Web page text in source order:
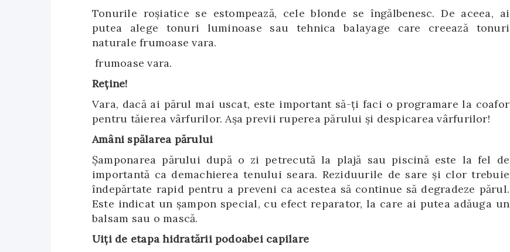
Tonurile roșiatice se estompează, cele blonde se îngălbenesc. De aceea, ai
putea alege tonuri luminoase sau tehnica balayage care creează tonuri
naturale frumoase vara.
frumoase vara.
Reţine!
Vara, dacă ai părul mai uscat, este important să-ţi faci o programare la coafor
pentru tăierea vârfurilor. Aşa previi ruperea părului și despicarea vârfurilor!
Amâni spălarea părului
Şamponarea părului după o zi petrecută la plajă sau piscină este la fel de
importantă ca demachierea tenului seara. Reziduurile de sare și clor trebuie
îndepărtate rapid pentru a preveni ca acestea să continue să degradeze părul.
Este indicat un șampon special, cu efect reparator, la care ai putea adăuga un
balsam sau o mască.
Uiţi de etapa hidratării podoabei capilare